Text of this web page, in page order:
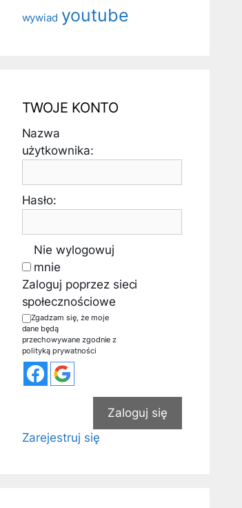
wywiad youtube
TWOJE KONTO
Nazwa
użytkownika:
Hasło:
Nie wylogowuj
mnie
Zaloguj poprzez sieci
społecznościowe
Zgadzam się, że moje
dane będą
przechowywane zgodnie z
polityką prywatności
Zaloguj się
Zarejestruj się